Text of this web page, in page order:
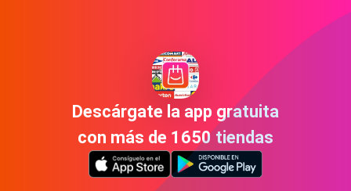
Descárgate la app gratuita
con más de 1650 tiendas